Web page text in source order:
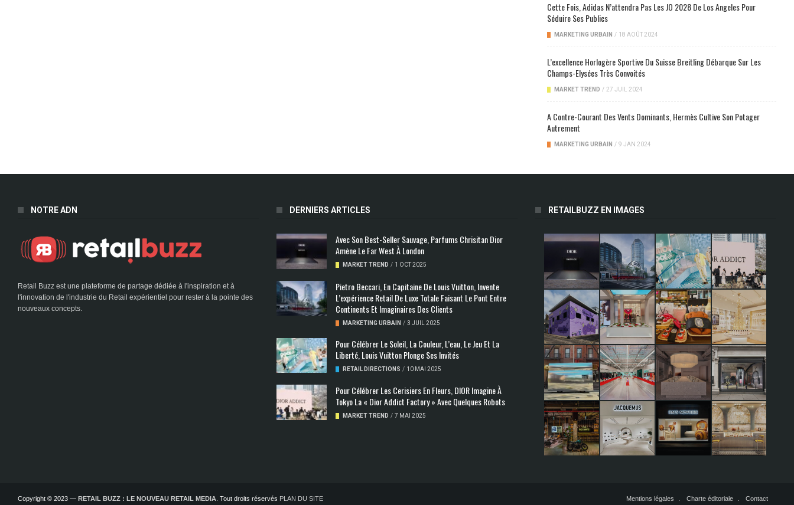
Cette Fois, Adidas N’attendra Pas Les JO 2028 De Los Angeles Pour
Séduire Ses Publics
MARKETING URBAIN / 18 AOÛT 2024
L’excellence Horlogère Sportive Du Suisse Breitling Débarque Sur Les
Champs-Elysées Très Convoités
MARKET TREND / 27 JUIL 2024
A Contre-Courant Des Vents Dominants, Hermès Cultive Son Potager
Autrement
MARKETING URBAIN / 9 JAN 2024
NOTRE ADN
Retail Buzz est une plateforme de partage dédiée à l'inspiration et à
l'innovation de l'industrie du Retail expérientiel pour rester à la pointe des
nouveaux concepts.
DERNIERS ARTICLES
Avec Son Best-Seller Sauvage, Parfums Chrisitan Dior
Amène Le Far West À London
MARKET TREND / 1 OCT 2025
Pietro Beccari, En Capitaine De Louis Vuitton, Invente
L’expérience Retail De Luxe Totale Faisant Le Pont Entre
Continents Et Imaginaires Des Clients
MARKETING URBAIN / 3 JUIL 2025
Pour Célébrer Le Soleil, La Couleur, L’eau, Le Jeu Et La
Liberté, Louis Vuitton Plonge Ses Invités
RETAIL DIRECTIONS / 10 MAI 2025
Pour Célébrer Les Cerisiers En Fleurs, DIOR Imagine À
Tokyo La « Dior Addict Factory » Avec Quelques Robots
MARKET TREND / 7 MAI 2025
RETAILBUZZ EN IMAGES
Copyright © 2023 — RETAIL BUZZ : LE NOUVEAU RETAIL MEDIA. Tout droits réservés PLAN DU SITE Mentions légales Charte éditoriale Contact